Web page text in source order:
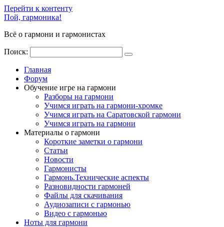
Перейти к контенту
Пой, гармоника!
Всё о гармони и гармонистах
Поиск:
Главная
Форум
Обучение игре на гармони
Разборы на гармони
Учимся играть на гармони-хромке
Учимся играть на Саратовской гармони
Учимся играть на гармони
Материалы о гармони
Короткие заметки о гармони
Cтатьи
Новости
Гармонисты
Гармонь.Технические аспекты
Разновидности гармоней
Файлы для скачивания
Аудиозаписи с гармонью
Видео с гармонью
Ноты для гармони